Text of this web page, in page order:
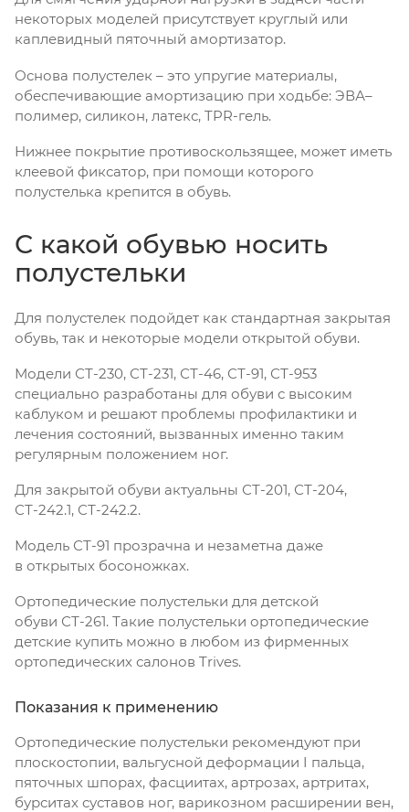
некоторых моделей присутствует круглый или
каплевидный пяточный амортизатор.
Основа полустелек – это упругие материалы,
обеспечивающие амортизацию при ходьбе: ЭВА–
полимер, силикон, латекс, TPR-гель.
Нижнее покрытие противоскользящее, может иметь
клеевой фиксатор, при помощи которого
полустелька крепится в обувь.
С какой обувью носить
полустельки
Для полустелек подойдет как стандартная закрытая
обувь, так и некоторые модели открытой обуви.
Модели СТ-230, СТ-231, СТ-46, СТ-91, СТ-953
специально разработаны для обуви с высоким
каблуком и решают проблемы профилактики и
лечения состояний, вызванных именно таким
регулярным положением ног.
Для закрытой обуви актуальны СТ-201, СТ-204,
СТ-242.1, СТ-242.2.
Модель СТ-91 прозрачна и незаметна даже
в открытых босоножках.
Ортопедические полустельки для детской
обуви СТ-261. Такие полустельки ортопедические
детские купить можно в любом из фирменных
ортопедических салонов Trives.
Показания к применению
Ортопедические полустельки рекомендуют при
плоскостопии, вальгусной деформации I пальца,
пяточных шпорах, фасциитах, артрозах, артритах,
бурситах суставов ног, варикозном расширении вен,